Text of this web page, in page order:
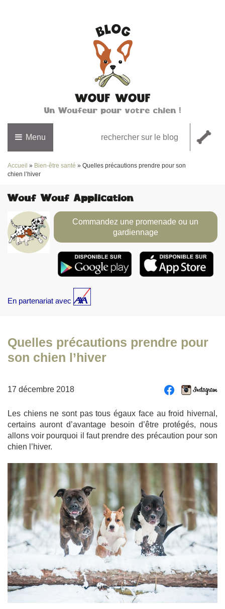
Un Woufeur pour votre chien !
Menu
Accueil » Bien-être santé » Quelles précautions prendre pour son
chien l’hiver
Wouf Wouf Application
Commandez une promenade ou un
gardiennage
En partenariat avec
Quelles précautions prendre pour
son chien l’hiver
17 décembre 2018
Les chiens ne sont pas tous égaux face au froid hivernal,
certains auront d’avantage besoin d’être protégés, nous
allons voir pourquoi il faut prendre des précaution pour son
chien l’hiver.